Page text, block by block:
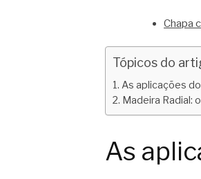
Chapa
Tópicos do
As aplicações
Madeira Radial:
As